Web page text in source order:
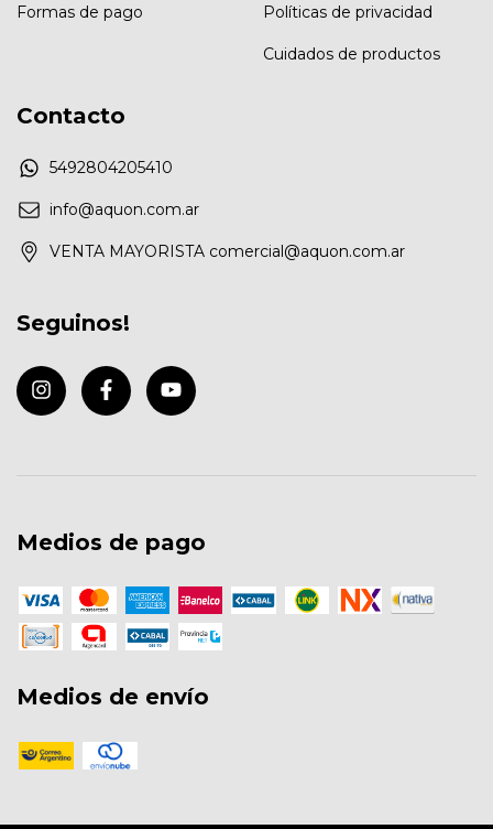
Formas de pago Políticas de privacidad
Cuidados de productos
Contacto
5492804205410
info@aquon.com.ar
VENTA MAYORISTA comercial@aquon.com.ar
Seguinos!
Medios de pago
Medios de envío